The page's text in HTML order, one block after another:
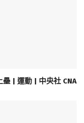
| 運動 | 中央社 CNA